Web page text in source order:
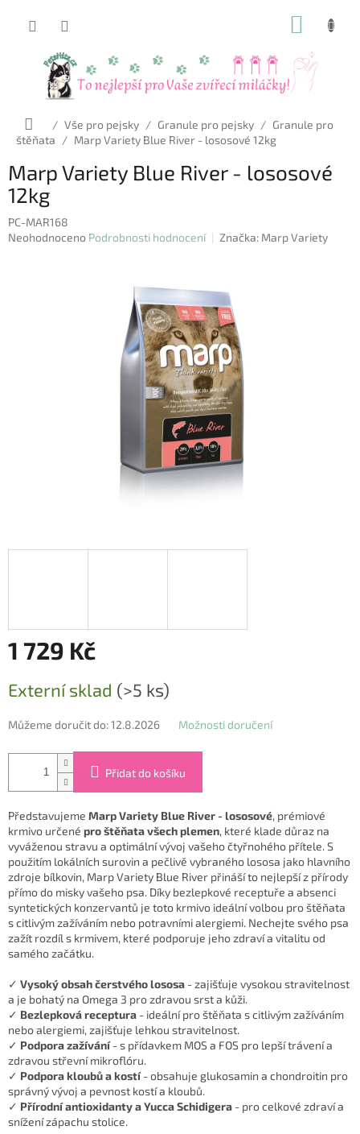
Domů
/ Vše pro pejsky / Granule pro pejsky / Granule pro
štěňata / Marp Variety Blue River - lososové 12kg
Marp Variety Blue River - lososové
12kg
PC-MAR168
Průměrné
Neohodnoceno Podrobnosti hodnocení Značka: Marp Variety
1 729 Kč
cena:
Externí sklad (>5 ks)
Můžeme doručit do:12.8.2026 Možnosti doručení
Přidat do košíku
Představujeme Marp Variety Blue River - lososové, prémiové
krmivo určené pro štěňata všech plemen, které klade důraz na
vyváženou stravu a optimální vývoj vašeho čtyřnohého přítele. S
použitím lokálních surovin a pečlivě vybraného lososa jako hlavního
zdroje bílkovin, Marp Variety Blue River přináší to nejlepší z přírody
přímo do misky vašeho psa. Díky bezlepkové receptuře a absenci
syntetických konzervantů je toto krmivo ideální volbou pro štěňata
s citlivým zažíváním nebo potravními alergiemi. Nechejte svého psa
zažít rozdíl s krmivem, které podporuje jeho zdraví a vitalitu od
samého začátku.
✓ Vysoký obsah čerstvého lososa - zajišťuje vysokou stravitelnost
a je bohatý na Omega 3 pro zdravou srst a kůži.
✓ Bezlepková receptura - ideální pro štěňata s citlivým zažíváním
nebo alergiemi, zajišťuje lehkou stravitelnost.
✓ Podpora zažívání- s přídavkem MOS a FOS pro lepší trávení a
zdravou střevní mikroflóru.
✓ Podpora kloubů a kostí- obsahuje glukosamin a chondroitin pro
správný vývoj a pevnost kostí a kloubů.
✓ Přírodní antioxidanty a Yucca Schidigera - pro celkové zdraví a
snížení zápachu stolice.